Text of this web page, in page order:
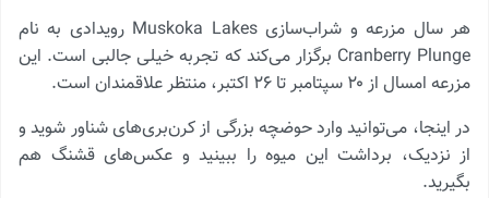
هر سال مزرعه و شراب‌سازی Muskoka Lakes رویدادی به نام
Cranberry Plunge برگزار می‌کند که تجربه خیلی جالبی است. این
مزرعه امسال از ۲۰ سپتامبر تا ۲۶ اکتبر، منتظر علاقمندان است.
در اینجا، می‌توانید وارد حوضچه بزرگی از کرن‌بری‌های شناور شوید و
از نزدیک، برداشت این میوه را ببینید و عکس‌های قشنگ هم
بگیرید.